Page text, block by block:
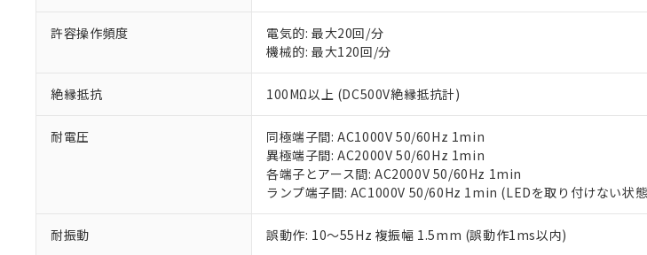
許容操作頻度
電気的: 最大20回/分
機械的: 最大120回/分
絶縁抵抗 100MΩ以上 (DC500V絶縁抵抗計)
耐電圧
同極端子間: AC1000V 50/60Hz 1min
異極端子間: AC2000V 50/60Hz 1min
各端子とアース間: AC2000V 50/60Hz 1min
ランプ端子間: AC1000V 50/60Hz 1min (LEDを取り付けない状
耐振動 誤動作: 10～55Hz 複振幅 1.5mm (誤動作1ms以内)
以下の条件をお読みいただき、同意のうえご利用ください。
本サービスは、当社制御機器事業取扱商品の当社在庫状
くものです。
在庫状況および標準価格照会結果は、記載している更新
のであり、閲覧された時点での実際の在庫および標準価
い。
正式な納期状況および標準価格はお客様のお取引先、ま
当社販売員にご相談ください。
オムロン制御機器販売店や当社販売拠点は「販売ネット
在庫状況および標準価格結果を当社の事前の承諾なく第
す。
マイパーツ機能（部品リスト作成サービス）をご利用
*EU RoHS指令（10物質）：
鉛(Pb) 1000ppm以下、 水銀(Hg) 1000ppm以下、 カドミウム(Cd) 100ppm以下
六価クロム(Cr(Ⅵ)) 1000ppm以下、ポリ臭化ビフェニル類(PBB) 1000ppm以下
ル（DBP） 1000ppm以下、フタル酸ジイソブチル (DIBP) 1000ppm以下
※2 対応予定月
部品在庫の切り替え状況などにより、予定月が前後すること
「○」：最大均質材料含有率が中国RoHSの基準値以下である
「×」：最大均質材料含有率が中国RoHSの基準値を超えてい
「－」：未確認です。当社販売部門へお問い合わせください。
*中国RoHS10物質の基準値 (GB/T26572)：
Pb(鉛) :1000ppm、 Hg(水銀) : 1000ppm、 Cd(カドミウム) : 100ppm、
Cr(Ⅵ)(六価クロム) : 1000ppm、 PBBs(ポリ臭化ビフェニル類) : 1000ppm、
DBP(フタル酸ジブチル) : 1000ppm、 DIBP(フタル酸ジイソブチル) : 1000ppm
DEHP(フタル酸ビス(2-エチルヘキシル)) : 1000ppm
※2 環境保護使用期限
「ｅ」：有害物質（10物質）のすべてが基準値以下であること
当社は、これら貴社製品のうち、外国為替および外国貿
う）を輸出または国外への提供する場合は、日本国政府
当社は規制貨物を破棄する場合は、完全に破砕するなど
ます。
当社は貴社製品を、核兵器、ミサイル、化学兵器、生物
置等に一切使用いたしません。
当社は、貴社製品を第三者に販売する場合は、上記1、
また当社は、販売先および販売に係わる関係者が違法に
たしません。
記
号
説明
○ 一定数以上の在庫あり
△ 一定数には満たないが在庫あり
－
在庫なし(最新の在庫状況については、お客様のお
機器販売店・当社販売員にご確認ください)